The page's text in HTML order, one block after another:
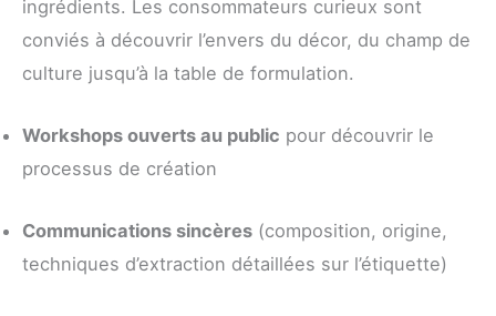
ingrédients. Les consommateurs curieux sont
conviés à découvrir l’envers du décor, du champ de
culture jusqu’à la table de formulation.
Workshops ouverts au public pour découvrir le
processus de création
Communications sincères (composition, origine,
techniques d’extraction détaillées sur l’étiquette)